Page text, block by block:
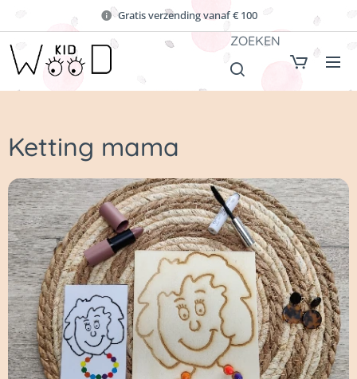
Gratis verzending vanaf € 100
ZOEKEN
Ketting mama